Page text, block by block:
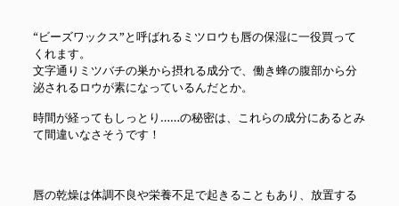
“ビーズワックス”と呼ばれるミツロウも唇の保湿に一役買って
くれます。
文字通りミツバチの巣から摂れる成分で、働き蜂の腹部から分
泌されるロウが素になっているんだとか。
時間が経ってもしっとり……の秘密は、これらの成分にあるとみ
て間違いなさそうです！
唇の乾燥は体調不良や栄養不足で起きることもあり、放置する